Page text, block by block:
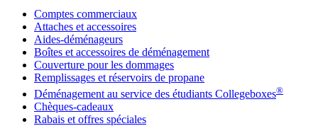
Comptes commerciaux
Attaches et accessoires
Aides-déménageurs
Boîtes et accessoires de déménagement
Couverture pour les dommages
Remplissages et réservoirs de propane
Déménagement au service des étudiants Collegeboxes®
Chèques-cadeaux
Rabais et offres spéciales